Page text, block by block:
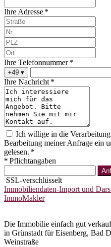
Ihre Adresse *
Ihre Telefonnummer *
+49 ▾
Ihre Nachricht *
Ich willige in die
Bearbeitung meiner Anfrage ein
gelesen. *
* Pflichtangaben
SSL-verschlüsselt
Immobiliendaten-Import und
ImmoMakler
Die Immobilie einfach gut
in Grünstadt für Eisenberg, Bad
Weinstraße